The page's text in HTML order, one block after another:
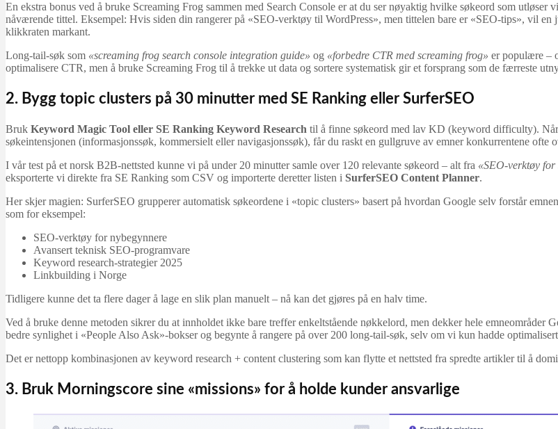
En ekstra bonus ved å bruke Screaming Frog sammen med Search Console er at du ser nøyaktig hvilke søkeord som
nåværende tittel. Eksempel: Hvis siden din rangerer på «SEO-verktøy til WordPress», men tittelen bare er «SEO-tips», vil en
klikkraten markant.
Long-tail-søk som «screaming frog search console integration guide» og «forbedre CTR med screaming frog» er populære –
optimalisere CTR, men å bruke Screaming Frog til å trekke ut data og sortere systematisk gir et forsprang som de færreste
2. Bygg topic clusters på 30 minutter med SE Ranking eller SurferSEO
Bruk Keyword Magic Tool eller SE Ranking Keyword Research til å finne søkeord med lav KD (keyword difficulty).
søkeintensjonen (informasjonssøk, kommersielt eller navigasjonssøk), får du raskt en gullgruve av emner konkurrentene ofte
I vår test på et norsk B2B-nettsted kunne vi på under 20 minutter samle over 120 relevante søkeord – alt fra «SEO-verktøy
eksporterte vi direkte fra SE Ranking som CSV og importerte deretter listen i SurferSEO Content Planner.
Her skjer magien: SurferSEO grupperer automatisk søkeordene i «topic clusters» basert på hvordan Google selv forstår
som for eksempel:
SEO-verktøy for nybegynnere
Avansert teknisk SEO-programvare
Keyword research-strategier 2025
Linkbuilding i Norge
Tidligere kunne det ta flere dager å lage en slik plan manuelt – nå kan det gjøres på en halv time.
Ved å bruke denne metoden sikrer du at innholdet ikke bare treffer enkeltstående nøkkelord, men dekker hele
bedre synlighet i «People Also Ask»-bokser og begynte å rangere på over 200 long-tail-søk, selv om vi kun hadde
Det er nettopp kombinasjonen av keyword research + content clustering som kan flytte et nettsted fra spredte artikler til å
3. Bruk Morningscore sine «missions» for å holde kunder ansvarlige